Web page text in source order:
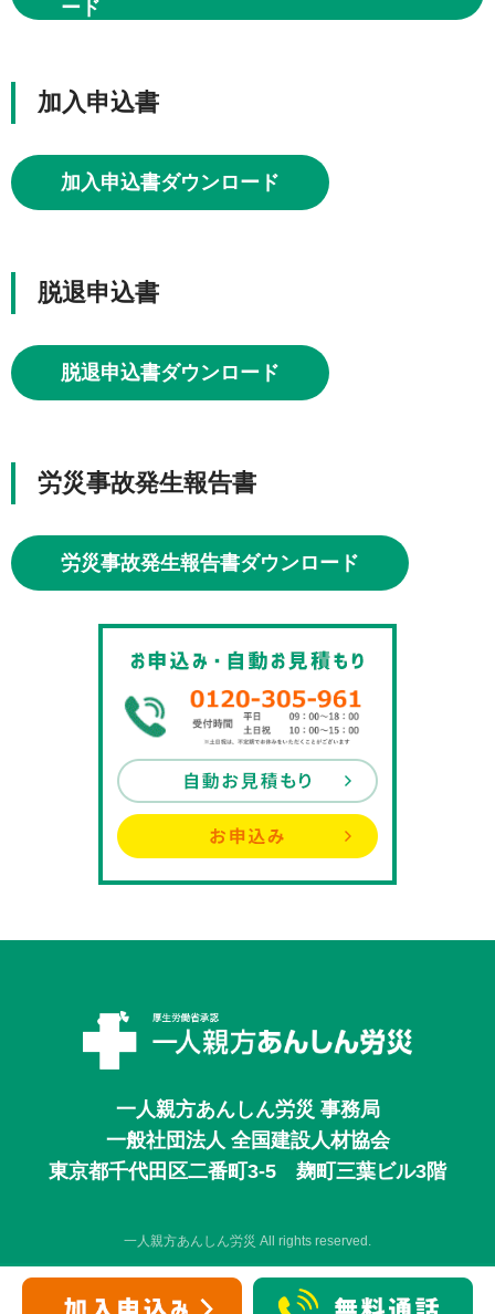
ード
加入申込書
加入申込書ダウンロード
脱退申込書
脱退申込書ダウンロード
労災事故発生報告書
労災事故発生報告書ダウンロード
一人親方あんしん労災 事務局
一般社団法人 全国建設人材協会
東京都千代田区二番町3-5 麹町三葉ビル3階
一人親方あんしん労災 All rights reserved.